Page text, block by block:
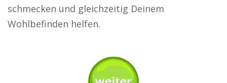
schmecken und gleichzeitig Deinem
Wohlbefinden helfen.